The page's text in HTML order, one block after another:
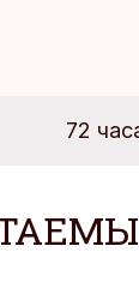
72